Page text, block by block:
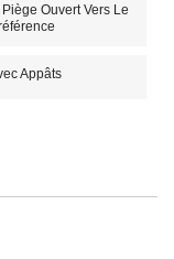
Ouvert Vers Le
Appâts